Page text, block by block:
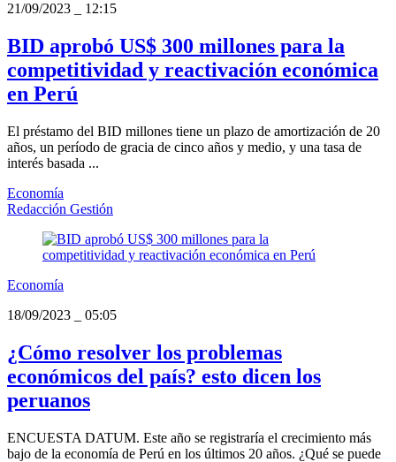
21/09/2023
12:15
BID aprobó US$ 300 millones para la
competitividad y reactivación económica
en Perú
El préstamo del BID millones tiene un plazo de amortización de 20
años, un período de gracia de cinco años y medio, y una tasa de
interés basada ...
Economía
Redacción Gestión
Economía
18/09/2023
05:05
¿Cómo resolver los problemas
económicos del país? esto dicen los
peruanos
ENCUESTA DATUM. Este año se registraría el crecimiento más
bajo de la economía de Perú en los últimos 20 años. ¿Qué se puede